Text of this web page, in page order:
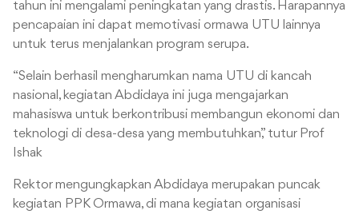
tahun ini mengalami peningkatan yang drastis. Harapannya
pencapaian ini dapat memotivasi ormawa UTU lainnya
untuk terus menjalankan program serupa.
“Selain berhasil mengharumkan nama UTU di kancah
nasional, kegiatan Abdidaya ini juga mengajarkan
mahasiswa untuk berkontribusi membangun ekonomi dan
teknologi di desa-desa yang membutuhkan,” tutur Prof
Ishak
Rektor mengungkapkan Abdidaya merupakan puncak
kegiatan PPK Ormawa, di mana kegiatan organisasi